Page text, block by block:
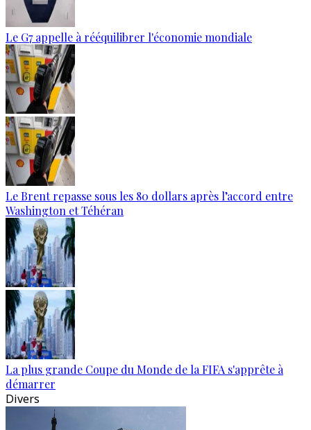
Le G7 appelle à rééquilibrer l'économie mondiale
Le Brent repasse sous les 80 dollars après l’accord entre
Washington et Téhéran
La plus grande Coupe du Monde de la FIFA s'apprête à
démarrer
Divers